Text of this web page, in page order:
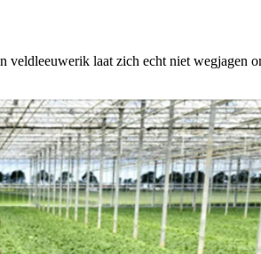
laat zich echt niet wegjagen